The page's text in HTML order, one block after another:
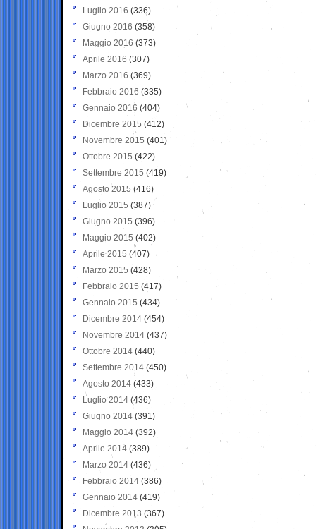
Luglio 2016 (336)
Giugno 2016 (358)
Maggio 2016 (373)
Aprile 2016 (307)
Marzo 2016 (369)
Febbraio 2016 (335)
Gennaio 2016 (404)
Dicembre 2015 (412)
Novembre 2015 (401)
Ottobre 2015 (422)
Settembre 2015 (419)
Agosto 2015 (416)
Luglio 2015 (387)
Giugno 2015 (396)
Maggio 2015 (402)
Aprile 2015 (407)
Marzo 2015 (428)
Febbraio 2015 (417)
Gennaio 2015 (434)
Dicembre 2014 (454)
Novembre 2014 (437)
Ottobre 2014 (440)
Settembre 2014 (450)
Agosto 2014 (433)
Luglio 2014 (436)
Giugno 2014 (391)
Maggio 2014 (392)
Aprile 2014 (389)
Marzo 2014 (436)
Febbraio 2014 (386)
Gennaio 2014 (419)
Dicembre 2013 (367)